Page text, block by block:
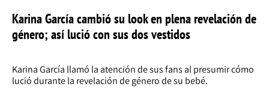
Karina García cambió su look en plena revelación de
género; así lució con sus dos vestidos
Karina García llamó la atención de sus fans al presumir cómo
lució durante la revelación de género de su bebé.